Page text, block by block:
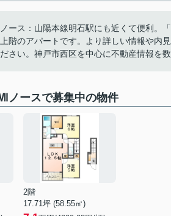
ース：山陽本線明石駅にも近くて便利。
階のアパートです。より詳しい情報や
さい。神戸市西区を中心に不動産情報を
ノースで募集中の物件
2階
17.71坪 (58.55㎡)